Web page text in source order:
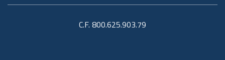
C.F. 800.625.903.79